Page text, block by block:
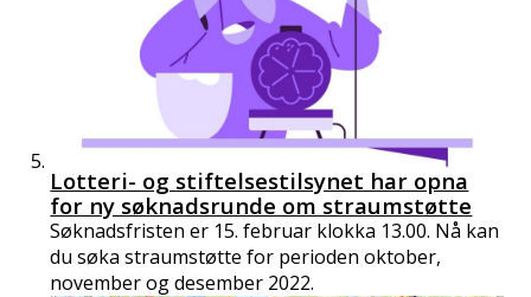
Lotteri- og stiftelsestilsynet har opna
for ny søknadsrunde om straumstøtte
Søknadsfristen er 15. februar klokka 13.00. Nå kan
du søka straumstøtte for perioden oktober,
november og desember 2022.